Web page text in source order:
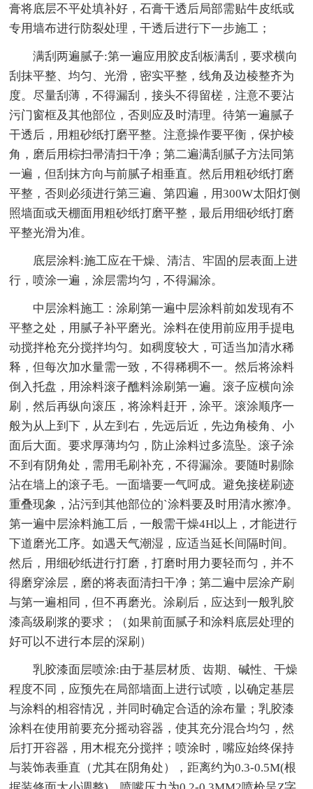
膏将底层不平处填补好，石膏干透后局部需贴牛皮纸或
专用墙布进行防裂处理，干透后进行下一步施工；
满刮两遍腻子:第一遍应用胶皮刮板满刮，要求横向
刮抹平整、均匀、光滑，密实平整，线角及边棱整齐为
度。尽量刮薄，不得漏刮，接头不得留槎，注意不要沾
污门窗框及其他部位，否则应及时清理。待第一遍腻子
干透后，用粗砂纸打磨平整。注意操作要平衡，保护棱
角，磨后用棕扫帚清扫干净；第二遍满刮腻子方法同第
一遍，但刮抹方向与前腻子相垂直。然后用粗砂纸打磨
平整，否则必须进行第三遍、第四遍，用300W太阳灯侧
照墙面或天棚面用粗砂纸打磨平整，最后用细砂纸打磨
平整光滑为准。
底层涂料:施工应在干燥、清洁、牢固的层表面上进
行，喷涂一遍，涂层需均匀，不得漏涂。
中层涂料施工：涂刷第一遍中层涂料前如发现有不
平整之处，用腻子补平磨光。涂料在使用前应用手提电
动搅拌枪充分搅拌均匀。如稠度较大，可适当加清水稀
释，但每次加水量需一致，不得稀稠不一。然后将涂料
倒入托盘，用涂料滚子醮料涂刷第一遍。滚子应横向涂
刷，然后再纵向滚压，将涂料赶开，涂平。滚涂顺序一
般为从上到下，从左到右，先远后近，先边角棱角、小
面后大面。要求厚薄均匀，防止涂料过多流坠。滚子涂
不到有阴角处，需用毛刷补充，不得漏涂。要随时剔除
沾在墙上的滚子毛。一面墙要一气呵成。避免接槎刷迹
重叠现象，沾污到其他部位的`涂料要及时用清水擦净。
第一遍中层涂料施工后，一般需干燥4H以上，才能进行
下道磨光工序。如遇天气潮湿，应适当延长间隔时间。
然后，用细砂纸进行打磨，打磨时用力要轻而匀，并不
得磨穿涂层，磨的将表面清扫干净；第二遍中层涂产刷
与第一遍相同，但不再磨光。涂刷后，应达到一般乳胶
漆高级刷浆的要求；（如果前面腻子和涂料底层处理的
好可以不进行本层的深刷）
乳胶漆面层喷涂:由于基层材质、齿期、碱性、干燥
程度不同，应预先在局部墙面上进行试喷，以确定基层
与涂料的相容情况，并同时确定合适的涂布量；乳胶漆
涂料在使用前要充分摇动容器，使其充分混合均匀，然
后打开容器，用木棍充分搅拌；喷涂时，嘴应始终保持
与装饰表垂直（尤其在阴角处），距离约为0.3-0.5M(根